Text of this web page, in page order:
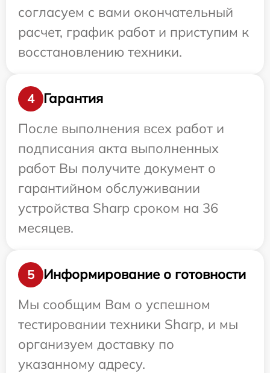
согласуем с вами окончательный
расчет, график работ и приступим к
восстановлению техники.
4
Гарантия
После выполнения всех работ и
подписания акта выполненных
работ Вы получите документ о
гарантийном обслуживании
устройства Sharp сроком на 36
месяцев.
5
Информирование о готовности
Мы сообщим Вам о успешном
тестировании техники Sharp, и мы
организуем доставку по
указанному адресу.